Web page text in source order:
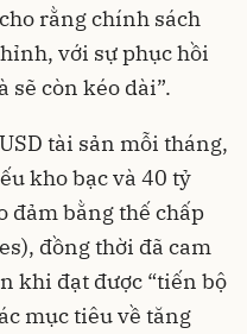
rằng chính sách
với sự phục hồi
sẽ còn kéo dài”.
tài sản mỗi tháng,
kho bạc và 40 tỷ
đảm bằng thế chấp
đồng thời đã cam
khi đạt được “tiến bộ
mục tiêu về tăng